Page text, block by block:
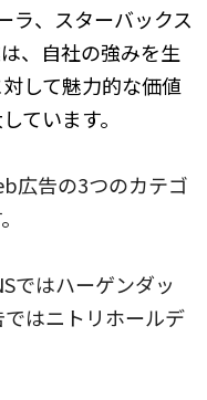
ラ、スターバックス
、自社の強みを生
して魅力的な価値
ています。
広告の3つのカテゴ
ではハーゲンダッ
はニトリホールデ